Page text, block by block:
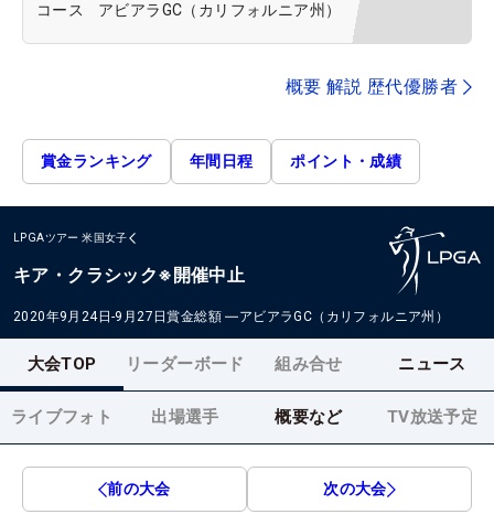
コース アビアラGC（カリフォルニア州）
概要 解説 歴代優勝者
賞金ランキング 年間日程 ポイント・成績
LPGAツアー 米国女子
キア・クラシック※開催中止
2020年9月24日-9月27日賞金総額 ―アビアラGC（カリフォルニア州）
大会TOP リーダーボード 組み合せ ニュース
ライブフォト 出場選手 概要など TV放送予定
前の大会 次の大会